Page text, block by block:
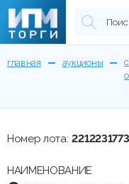
главная аукционы
Номер лота:
НАИМЕНОВАНИЕ